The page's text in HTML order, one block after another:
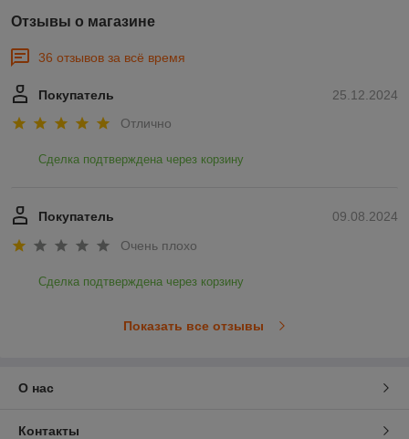
Отзывы о магазине
36 отзывов за всё время
25.12.2024
Покупатель
Отлично
Сделка подтверждена через корзину
09.08.2024
Покупатель
Очень плохо
Сделка подтверждена через корзину
Показать все отзывы
О нас
Контакты